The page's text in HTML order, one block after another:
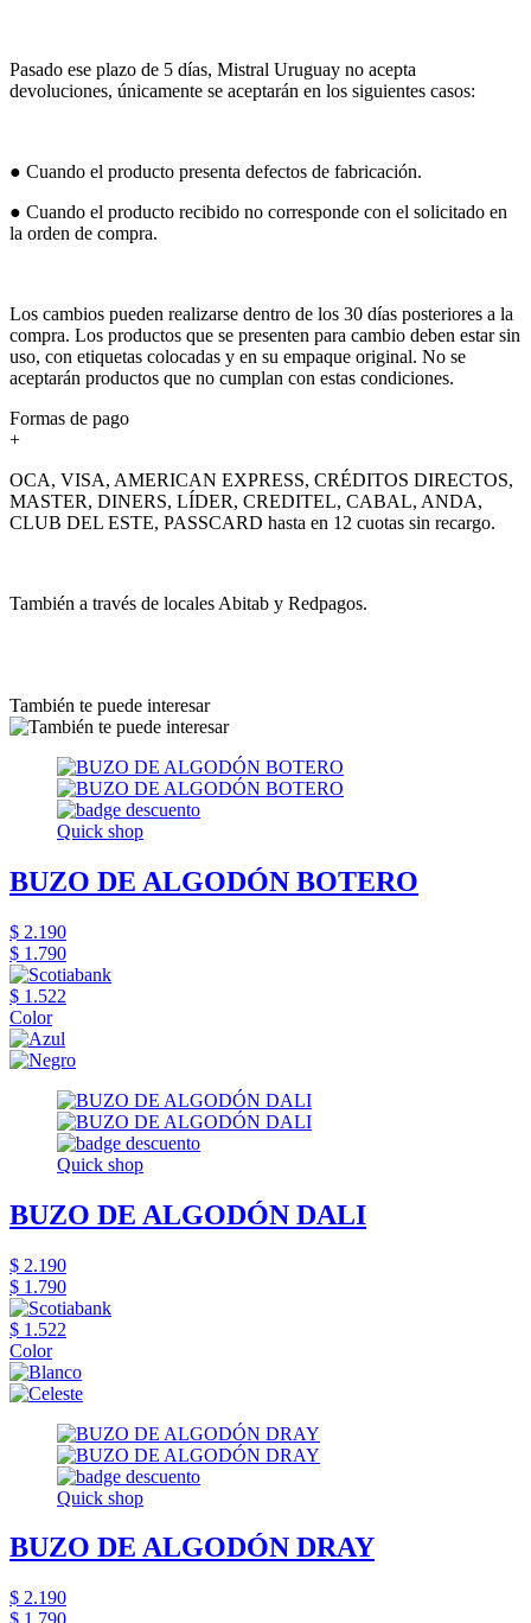
Pasado ese plazo de 5 días, Mistral Uruguay no acepta
devoluciones, únicamente se aceptarán en los siguientes casos:
● Cuando el producto presenta defectos de fabricación.
● Cuando el producto recibido no corresponde con el solicitado en
la orden de compra.
Los cambios pueden realizarse dentro de los 30 días posteriores a la
compra. Los productos que se presenten para cambio deben estar sin
uso, con etiquetas colocadas y en su empaque original. No se
aceptarán productos que no cumplan con estas condiciones.
Formas de pago
+
OCA, VISA, AMERICAN EXPRESS, CRÉDITOS DIRECTOS,
MASTER, DINERS, LÍDER, CREDITEL, CABAL, ANDA,
CLUB DEL ESTE, PASSCARD hasta en 12 cuotas sin recargo.
También a través de locales Abitab y Redpagos.
También te puede interesar
Quick shop
BUZO DE ALGODÓN BOTERO
$ 2.190
$ 1.790
$ 1.522
Color
Quick shop
BUZO DE ALGODÓN DALI
$ 2.190
$ 1.790
$ 1.522
Color
Quick shop
BUZO DE ALGODÓN DRAY
$ 2.190